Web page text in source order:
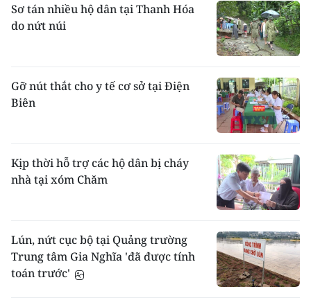
Sơ tán nhiều hộ dân tại Thanh Hóa
do nứt núi
Gỡ nút thắt cho y tế cơ sở tại Điện
Biên
Kịp thời hỗ trợ các hộ dân bị cháy
nhà tại xóm Chăm
Lún, nứt cục bộ tại Quảng trường
Trung tâm Gia Nghĩa 'đã được tính
toán trước'